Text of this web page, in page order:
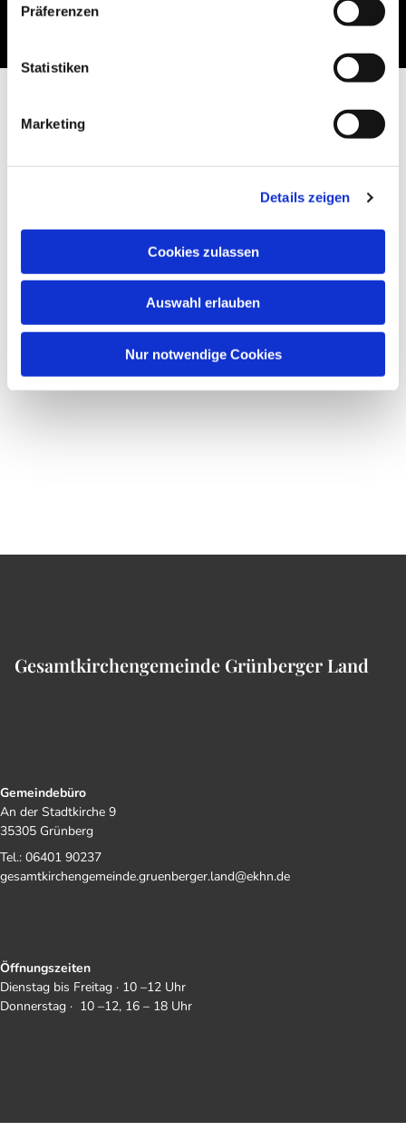
Präferenzen
Statistiken
Marketing
Details zeigen
Cookies zulassen
Auswahl erlauben
Nur notwendige Cookies
Gesamtkirchengemeinde Grünberger Land
Gemeindebüro
An der Stadtkirche 9
35305 Grünberg
Tel.: 06401 90237
gesamtkirchengemeinde.gruenberger.land@ekhn.de
Öffnungszeiten
Dienstag bis Freitag · 10 –12 Uhr
Donnerstag · 10 –12, 16 – 18 Uhr